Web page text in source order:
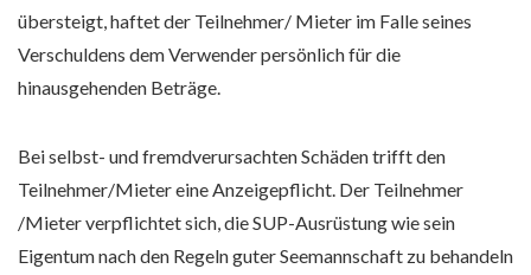
übersteigt, haftet der Teilnehmer/ Mieter im Falle seines
Verschuldens dem Verwender persönlich für die
hinausgehenden Beträge.
Bei selbst- und fremdverursachten Schäden trifft den
Teilnehmer/Mieter eine Anzeigepflicht. Der Teilnehmer
/Mieter verpflichtet sich, die SUP-Ausrüstung wie sein
Eigentum nach den Regeln guter Seemannschaft zu behandeln